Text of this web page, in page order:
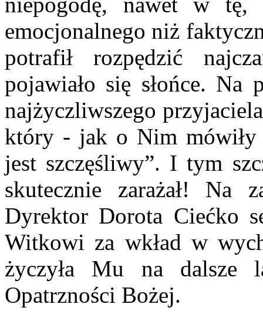
emocjonalnego niż
potrafił rozpędzić
pojawiało się słońce. Na
najżyczliwszego
który - jak o Nim mówiły
jest szczęśliwy”. I tym
skutecznie zarażał! Na
Dyrektor Dorota Ciećko
Witkowi za wkład w
życzyła Mu na dalsze
Opatrzności Bożej.